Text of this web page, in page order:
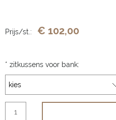
Prijs/st.: € 102,00
* zitkussens voor bank: